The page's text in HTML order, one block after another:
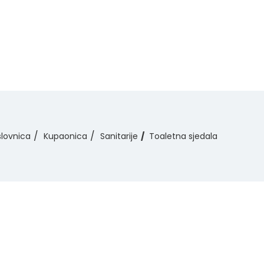
Kupaonica Sanitarije Toaletna sjedala